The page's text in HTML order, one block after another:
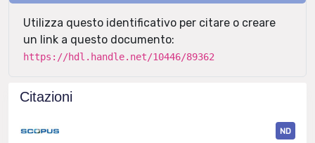
Utilizza questo identificativo per citare o creare
un link a questo documento:
https://hdl.handle.net/10446/89362
Citazioni
ND